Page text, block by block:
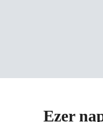
Ezer